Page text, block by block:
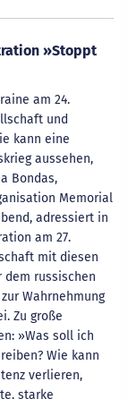
»Stoppt
am 24.
und
kann eine
aussehen,
Bondas,
Memorial
adressiert in
am 27.
mit diesen
dem russischen
Wahrnehmung
Zu große
»Was soll ich
Wie kann
verlieren,
starke